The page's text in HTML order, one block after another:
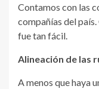
Contamos con las
compañías del
fue tan fácil.
Alineación de las
A menos que haya